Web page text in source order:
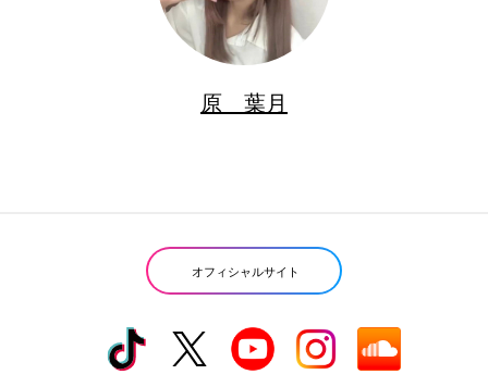
原 葉月
オフィシャルサイト